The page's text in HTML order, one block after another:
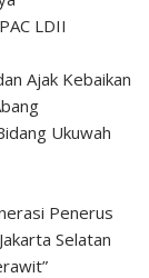
LDII
Ajak Kebaikan
Ukuwah
Penerus
Selatan